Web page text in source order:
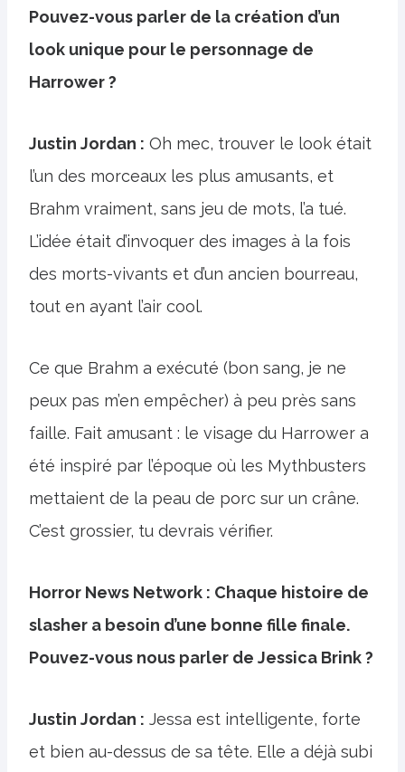
Pouvez-vous parler de la création d’un
look unique pour le personnage de
Harrower ?
Justin Jordan : Oh mec, trouver le look était
l’un des morceaux les plus amusants, et
Brahm vraiment, sans jeu de mots, l’a tué.
L’idée était d’invoquer des images à la fois
des morts-vivants et d’un ancien bourreau,
tout en ayant l’air cool.
Ce que Brahm a exécuté (bon sang, je ne
peux pas m’en empêcher) à peu près sans
faille. Fait amusant : le visage du Harrower a
été inspiré par l’époque où les Mythbusters
mettaient de la peau de porc sur un crâne.
C’est grossier, tu devrais vérifier.
Horror News Network : Chaque histoire de
slasher a besoin d’une bonne fille finale.
Pouvez-vous nous parler de Jessica Brink ?
Justin Jordan : Jessa est intelligente, forte
et bien au-dessus de sa tête. Elle a déjà subi